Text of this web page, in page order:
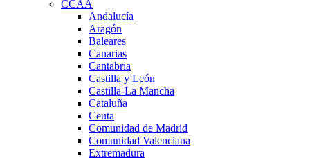
CCAA
Andalucía
Aragón
Baleares
Canarias
Cantabria
Castilla y León
Castilla-La Mancha
Cataluña
Ceuta
Comunidad de Madrid
Comunidad Valenciana
Extremadura